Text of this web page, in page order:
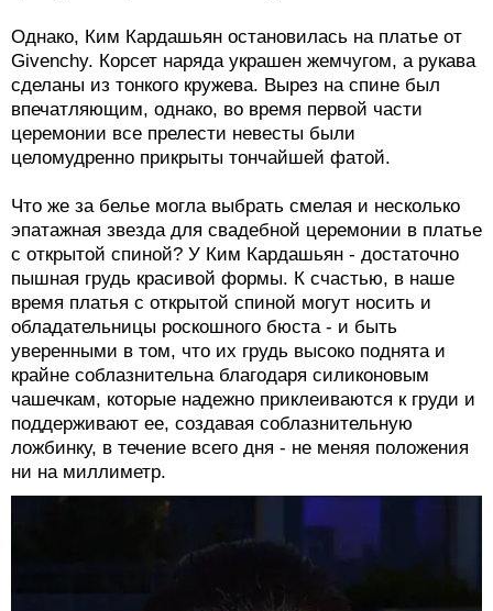
Однако, Ким Кардашьян остановилась на платье от
Givenchy. Корсет наряда украшен жемчугом, а рукава
сделаны из тонкого кружева. Вырез на спине был
впечатляющим, однако, во время первой части
церемонии все прелести невесты были
целомудренно прикрыты тончайшей фатой.
Что же за белье могла выбрать смелая и несколько
эпатажная звезда для свадебной церемонии в платье
с открытой спиной? У Ким Кардашьян - достаточно
пышная грудь красивой формы. К счастью, в наше
время платья с открытой спиной могут носить и
обладательницы роскошного бюста - и быть
уверенными в том, что их грудь высоко поднята и
крайне соблазнительна благодаря силиконовым
чашечкам, которые надежно приклеиваются к груди и
поддерживают ее, создавая соблазнительную
ложбинку, в течение всего дня - не меняя положения
ни на миллиметр.